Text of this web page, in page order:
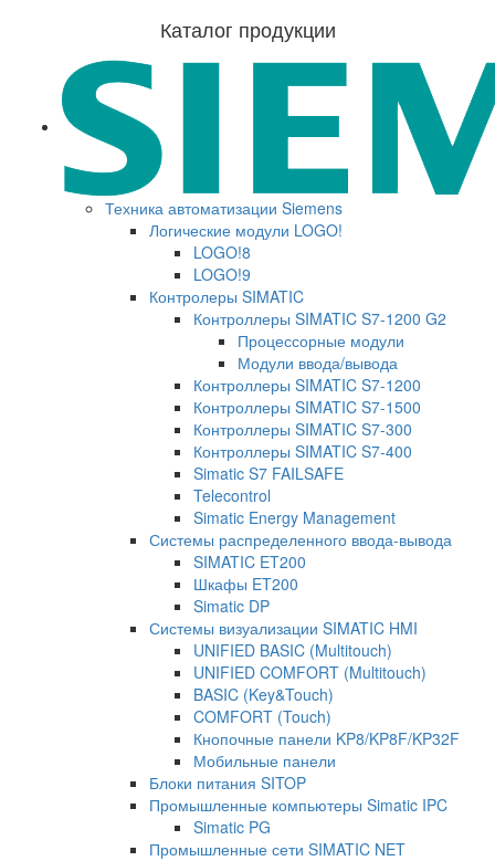
Каталог продукции
Техника автоматизации Siemens
Логические модули LOGO!
LOGO!8
LOGO!9
Контролеры SIMATIC
Контроллеры SIMATIC S7-1200 G2
Процессорные модули
Модули ввода/вывода
Контроллеры SIMATIC S7-1200
Контроллеры SIMATIC S7-1500
Контроллеры SIMATIC S7-300
Контроллеры SIMATIC S7-400
Simatic S7 FAILSAFE
Telecontrol
Simatic Energy Management
Системы распределенного ввода-вывода
SIMATIC ET200
Шкафы ET200
Simatic DP
Системы визуализации SIMATIC HMI
UNIFIED BASIC (Multitouch)
UNIFIED COMFORT (Multitouch)
BASIC (Key&Touch)
COMFORT (Touch)
Кнопочные панели KP8/KP8F/KP32F
Мобильные панели
Блоки питания SITOP
Промышленные компьютеры Simatic IPC
Simatic PG
Промышленные сети SIMATIC NET